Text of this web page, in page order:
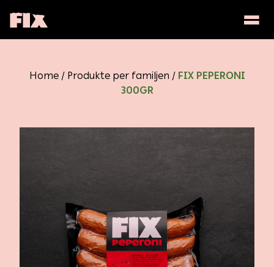
Horeca
Fix si Qëmoti
Home/ Produkte per familjen / FIX PEPERONI
300GR